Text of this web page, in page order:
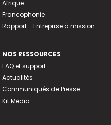
Afrique
Francophonie
Rapport - Entreprise à mission
NOS RESSOURCES
FAQ et support
Actualités
Communiqués de Presse
Kit Média